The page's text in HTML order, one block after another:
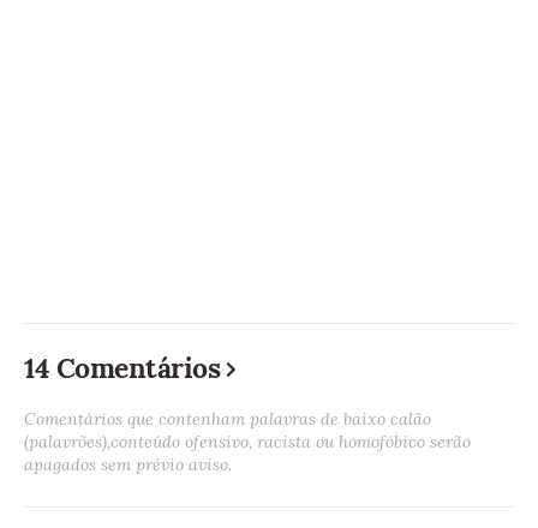
14 Comentários
Comentários que contenham palavras de baixo calão
(palavrões),conteúdo ofensivo, racista ou homofóbico serão
apagados sem prévio aviso.